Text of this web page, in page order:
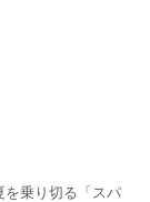
乗り切る「スパ